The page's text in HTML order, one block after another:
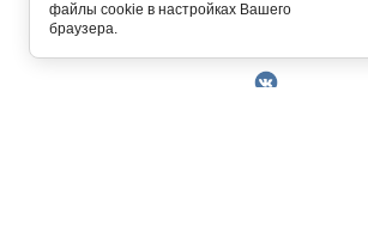
Copyright © 2014 - 2026
файлы cookie в настройках Вашего
браузера.